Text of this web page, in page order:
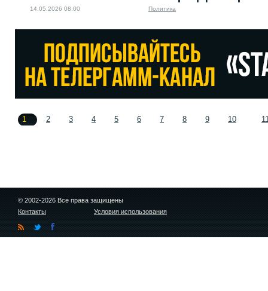
14.05.2026 08:00 Политика
1 2 3 4 5 6 7 8 9 10
© 2002-2026 Все права защищены
Контакты
Условия использования